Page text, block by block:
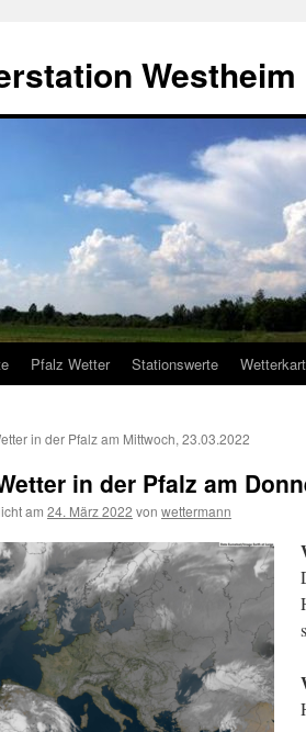
Westheim
Pfalz Wetter Stationswerte
in der Pfalz am Mittwoch, 23.03.2022
in der Pfalz am
am 24. März 2022 von wettermann